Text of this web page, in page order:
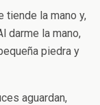
tiende la mano y,
darme la mano,
piedra y
aguardan,